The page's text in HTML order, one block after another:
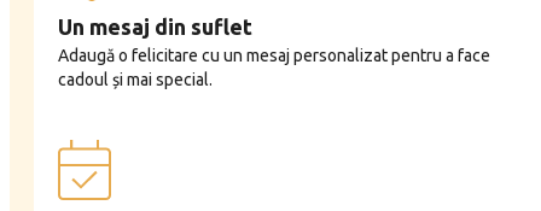
Un mesaj din suflet
Adaugă o felicitare cu un mesaj personalizat pentru a face
cadoul și mai special.